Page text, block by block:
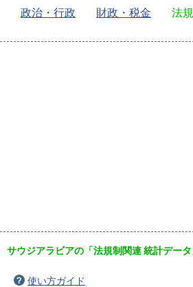
政治・行政
財政・税金 法
サウジアラビアの「法規制関連 統計データ
使い方ガイド